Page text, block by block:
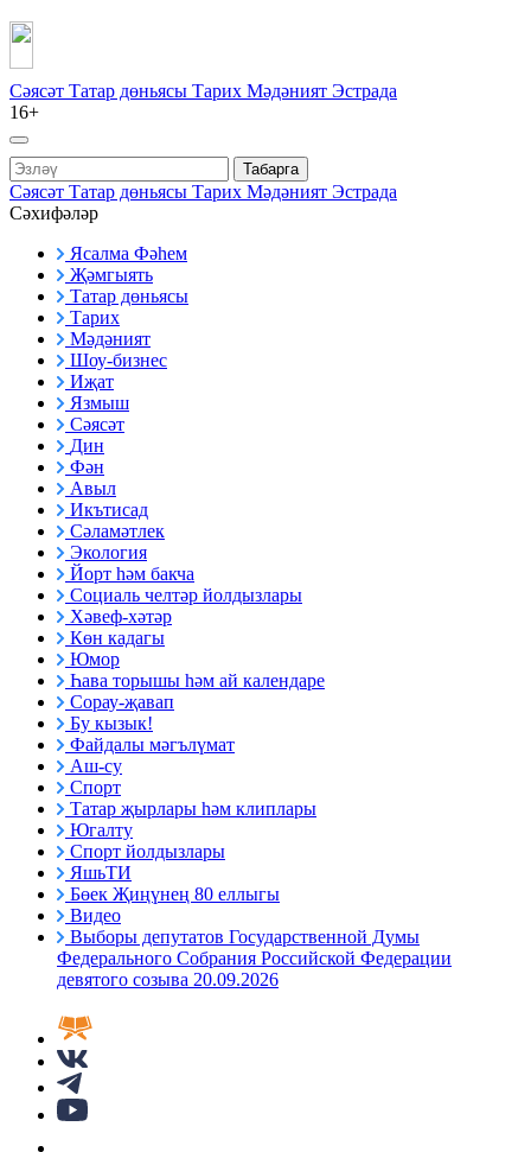
Сәясәт Татар дөньясы Тарих Мәдәният Эстрада
16+
Табарга
Сәясәт Татар дөньясы Тарих Мәдәният Эстрада
Сәхифәләр
Ясалма Фәһем
Җәмгыять
Татар дөньясы
Тарих
Мәдәният
Шоу-бизнес
Иҗат
Язмыш
Сәясәт
Дин
Фән
Авыл
Икътисад
Сәламәтлек
Экология
Йорт һәм бакча
Социаль челтәр йолдызлары
Хәвеф-хәтәр
Көн кадагы
Юмор
Һава торышы һәм ай календаре
Сорау-җавап
Бу кызык!
Файдалы мәгълүмат
Аш-су
Спорт
Татар җырлары һәм клиплары
Югалту
Спорт йолдызлары
ЯшьТИ
Бөек Җиңүнең 80 еллыгы
Видео
Выборы депутатов Государственной Думы
Федерального Собрания Российской Федерации
девятого созыва 20.09.2026